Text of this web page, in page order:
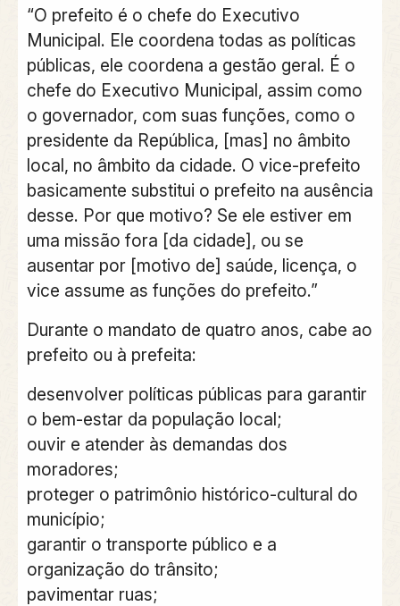
“O prefeito é o chefe do Executivo
Municipal. Ele coordena todas as políticas
públicas, ele coordena a gestão geral. É o
chefe do Executivo Municipal, assim como
o governador, com suas funções, como o
presidente da República, [mas] no âmbito
local, no âmbito da cidade. O vice-prefeito
basicamente substitui o prefeito na ausência
desse. Por que motivo? Se ele estiver em
uma missão fora [da cidade], ou se
ausentar por [motivo de] saúde, licença, o
vice assume as funções do prefeito.”
Durante o mandato de quatro anos, cabe ao
prefeito ou à prefeita:
desenvolver políticas públicas para garantir
o bem-estar da população local;
ouvir e atender às demandas dos
moradores;
proteger o patrimônio histórico-cultural do
município;
garantir o transporte público e a
organização do trânsito;
pavimentar ruas;